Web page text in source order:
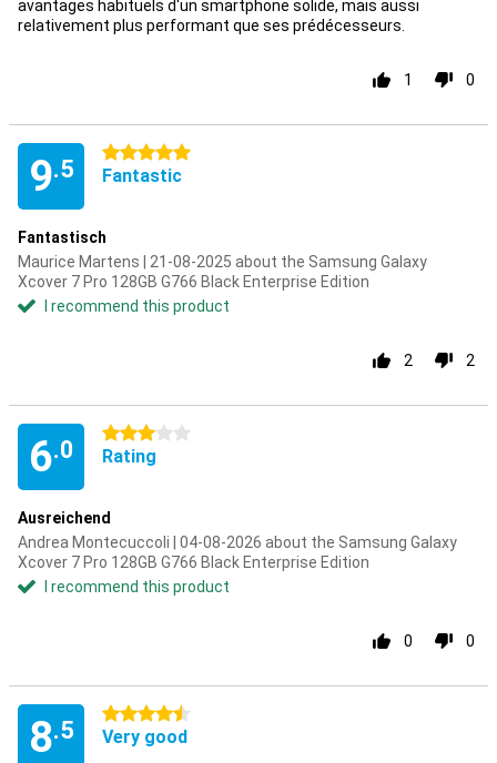
avantages habituels d'un smartphone solide, mais aussi
relativement plus performant que ses prédécesseurs.
1 0
9.5
5 stars
Fantastic
Fantastisch
Maurice Martens | 21-08-2025 about the Samsung Galaxy
Xcover 7 Pro 128GB G766 Black Enterprise Edition
I recommend this product
2 2
6.0
3 stars
Rating
Ausreichend
Andrea Montecuccoli | 04-08-2026 about the Samsung Galaxy
Xcover 7 Pro 128GB G766 Black Enterprise Edition
I recommend this product
0 0
8.5
4.5 stars
Very good